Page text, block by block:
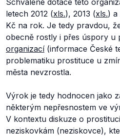
Schválené dotace této
letech 2012 (xls.), 2013 (xls.) a
Kč na rok. Je tedy pravdou,
obecně rostly i přes úspory u
organizací(informace České
problematiku prostituce u
města nevzrostla.
Výrok je tedy hodnocen jako
některým nepřesnostem ve
V kontextu diskuze o
neziskovkám (neziskovce),